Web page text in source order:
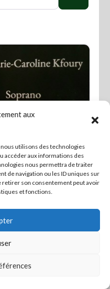
aux
utilisons des technologies
accéder aux informations des
nous permettra de traiter
de navigation ou les ID uniques sur
retirer son consentement peut avoir
et fonctions.
agir ! -